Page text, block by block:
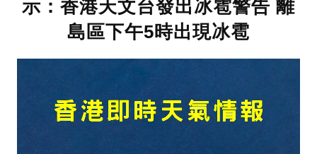
示：香港天文台發出冰雹警告 離
島區下午5時出現冰雹